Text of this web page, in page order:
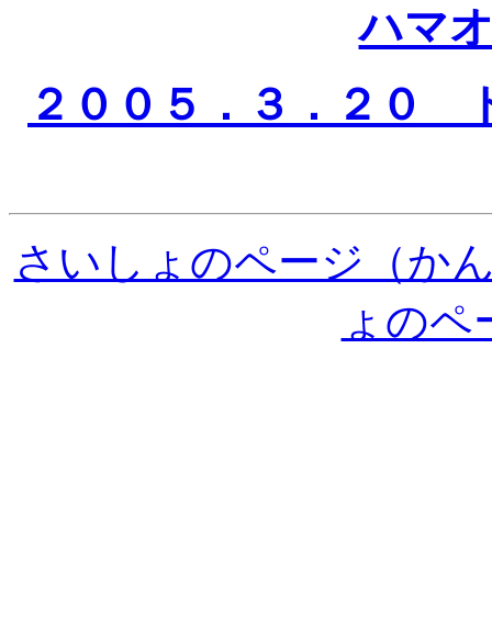
ハマ
２００５．３．２０
さいしょのページ（か
ょのペ